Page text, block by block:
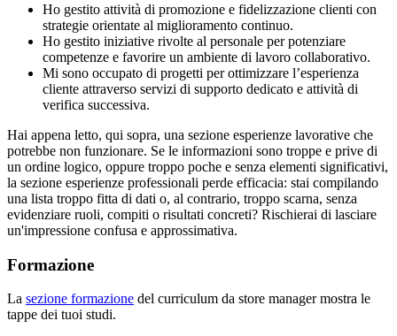
Ho gestito attività di promozione e fidelizzazione clienti con
strategie orientate al miglioramento continuo.
Ho gestito iniziative rivolte al personale per potenziare
competenze e favorire un ambiente di lavoro collaborativo.
Mi sono occupato di progetti per ottimizzare l’esperienza
cliente attraverso servizi di supporto dedicato e attività di
verifica successiva.
Hai appena letto, qui sopra, una sezione esperienze lavorative che
potrebbe non funzionare. Se le informazioni sono troppe e prive di
un ordine logico, oppure troppo poche e senza elementi significativi,
la sezione esperienze professionali perde efficacia: stai compilando
una lista troppo fitta di dati o, al contrario, troppo scarna, senza
evidenziare ruoli, compiti o risultati concreti? Rischierai di lasciare
un'impressione confusa e approssimativa.
Formazione
La sezione formazione del curriculum da store manager mostra le
tappe dei tuoi studi.